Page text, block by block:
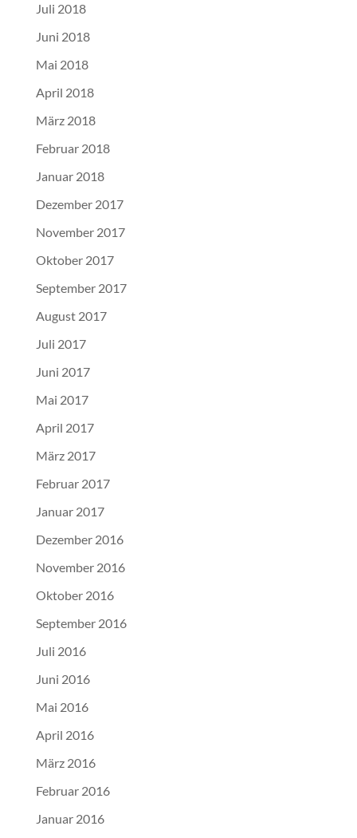
Juli 2018
Juni 2018
Mai 2018
April 2018
März 2018
Februar 2018
Januar 2018
Dezember 2017
November 2017
Oktober 2017
September 2017
August 2017
Juli 2017
Juni 2017
Mai 2017
April 2017
März 2017
Februar 2017
Januar 2017
Dezember 2016
November 2016
Oktober 2016
September 2016
Juli 2016
Juni 2016
Mai 2016
April 2016
März 2016
Februar 2016
Januar 2016